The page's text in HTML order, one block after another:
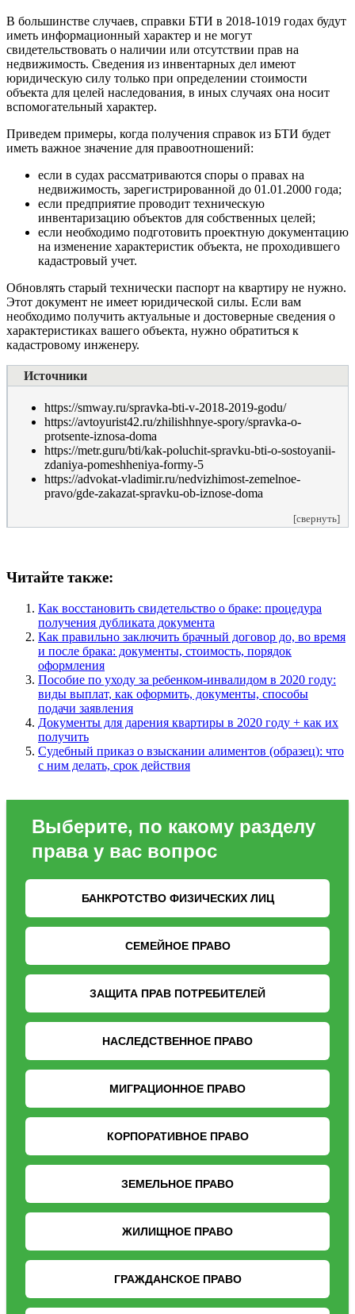
В большинстве случаев, справки БТИ в 2018-1019 годах будут
иметь информационный характер и не могут
свидетельствовать о наличии или отсутствии прав на
недвижимость. Сведения из инвентарных дел имеют
юридическую силу только при определении стоимости
объекта для целей наследования, в иных случаях она носит
вспомогательный характер.
Приведем примеры, когда получения справок из БТИ будет
иметь важное значение для правоотношений:
если в судах рассматриваются споры о правах на
недвижимость, зарегистрированной до 01.01.2000 года;
если предприятие проводит техническую
инвентаризацию объектов для собственных целей;
если необходимо подготовить проектную документацию
на изменение характеристик объекта, не проходившего
кадастровый учет.
Обновлять старый технически паспорт на квартиру не нужно.
Этот документ не имеет юридической силы. Если вам
необходимо получить актуальные и достоверные сведения о
характеристиках вашего объекта, нужно обратиться к
кадастровому инженеру.
Источники
https://smway.ru/spravka-bti-v-2018-2019-godu/
https://avtoyurist42.ru/zhilishhnye-spory/spravka-o-
protsente-iznosa-doma
https://metr.guru/bti/kak-poluchit-spravku-bti-o-sostoyanii-
zdaniya-pomeshheniya-formy-5
https://advokat-vladimir.ru/nedvizhimost-zemelnoe-
pravo/gde-zakazat-spravku-ob-iznose-doma
[свернуть]
Читайте также:
Как восстановить свидетельство о браке: процедура
получения дубликата документа
Как правильно заключить брачный договор до, во время
и после брака: документы, стоимость, порядок
оформления
Пособие по уходу за ребенком-инвалидом в 2020 году:
виды выплат, как оформить, документы, способы
подачи заявления
Документы для дарения квартиры в 2020 году + как их
получить
Судебный приказ о взыскании алиментов (образец): что
с ним делать, срок действия